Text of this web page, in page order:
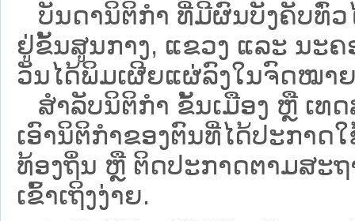
ບັນດານິຕິກໍາ ທີ່ມີຜົນບັງຄັບທົ່ວ
ຢູ່ຂັ້ນ​ສູນ​ກາງ, ແຂວງ ແລະ ນ
ວັນໄດ້ພິມເຜີຍແຜ່ລົງໃນຈົດໝາ
ສຳລັບນິ​ຕິ​ກຳ ຂັ້ນເມືອງ ຫຼື ເທ
ເອົານິຕິກຳຂອງຕົນທີ່ໄດ້ປະກາ
ທ້ອງຖິ່ນ ຫຼື ຕິດປະກາດຕາມສະ
ເຂົ້າເຖິງງ່າຍ.